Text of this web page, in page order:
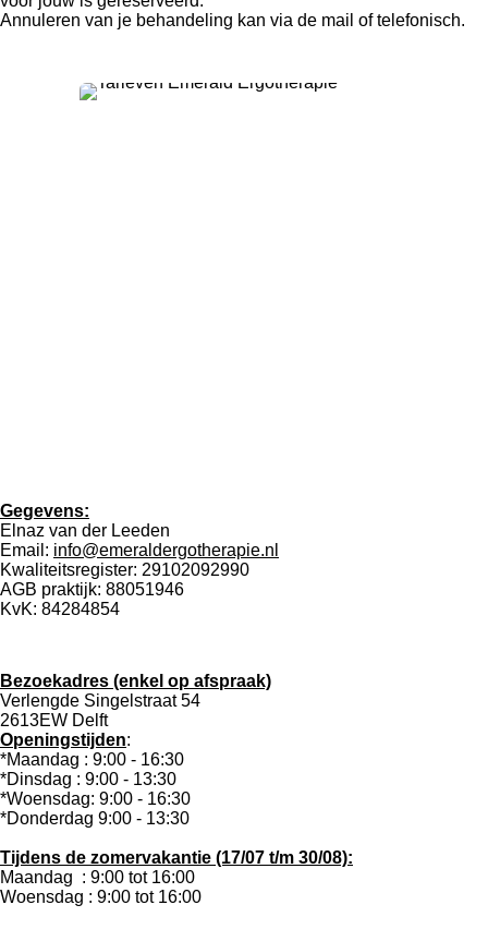
Annuleren van je behandeling kan via de mail of telefonisch.
Gegevens:
Elnaz van der Leeden
Email: info@emeraldergotherapie.nl
Kwaliteitsregister: 29102092990
AGB praktijk: 88051946
KvK: 84284854
Bezoekadres (enkel op afspraak)
Verlengde Singelstraat 54
2613EW Delft
Openingstijden:
*Maandag : 9:00 - 16:30
*Dinsdag : 9:00 - 13:30
*Woensdag: 9:00 - 16:30
*Donderdag 9:00 - 13:30
Tijdens de zomervakantie (17/07 t/m 30/08):
Maandag : 9:00 tot 16:00
Woensdag : 9:00 tot 16:00